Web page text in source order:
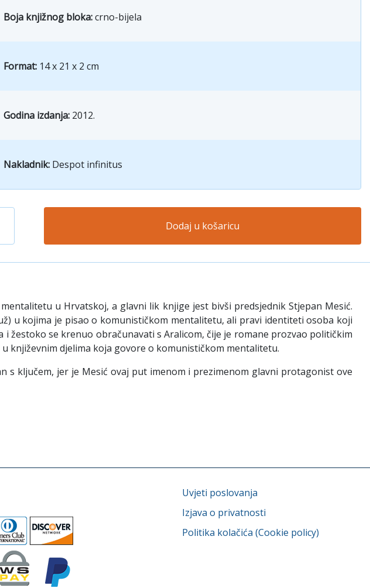
Boja knjižnog bloka:crno-bijela
Format: 14 x 21 x 2 cm
Godina izdanja: 2012.
Nakladnik: Despot infinitus
Dodaj u košaricu
u Hrvatskoj, a glavni lik knjige jest bivši predsjednik Stjepan Mesić.
u kojima je pisao o komunističkom mentalitetu, ali pravi identiteti osoba koji
žestoko se krenuo obračunavati s Aralicom, čije je romane prozvao političkim
književnim djelima koja govore o komunističkom mentalitetu.
s ključem, jer je Mesić ovaj put imenom i prezimenom glavni protagonist ove
Uvjeti poslovanja
Izjava o privatnosti
Politika kolačića (Cookie policy)